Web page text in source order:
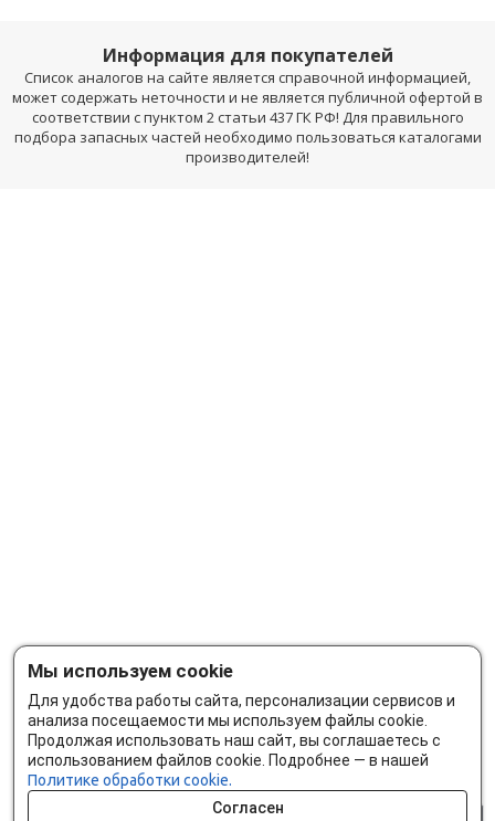
Информация для покупателей
Список аналогов на сайте является справочной информацией,
может содержать неточности и не является публичной офертой в
соответствии с пунктом 2 статьи 437 ГК РФ! Для правильного
подбора запасных частей необходимо пользоваться каталогами
производителей!
Мы используем cookie
Для удобства работы сайта, персонализации сервисов и
анализа посещаемости мы используем файлы cookie.
Продолжая использовать наш сайт, вы соглашаетесь с
использованием файлов cookie. Подробнее — в нашей
Политике обработки cookie.
Согласен